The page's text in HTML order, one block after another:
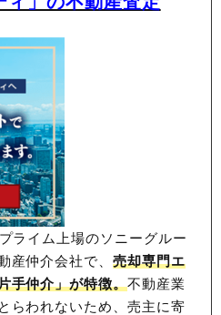
ライム上場のソニーグルー
産仲介会社で、売却専門エ
手仲介」が特徴。不動産業
らわれないため、売主に寄